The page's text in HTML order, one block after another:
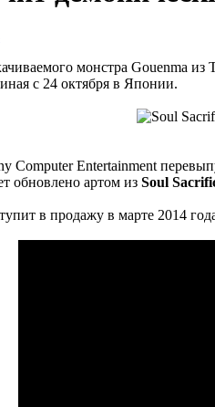
монстра Gouenma из
с 24 октября в Японии.
Computer Entertainment
обновлено артом из Soul
в продажу в марте 2014